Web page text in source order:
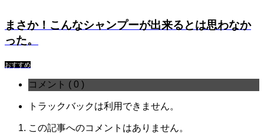
まさか！こんなシャンプーが出来るとは思わなか
った。
おすすめ
コメント ( 0 )
トラックバックは利用できません。
この記事へのコメントはありません。